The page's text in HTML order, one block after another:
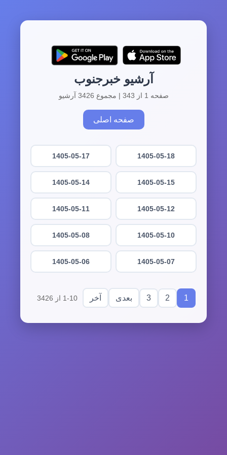
آرشیو خبرجنوب
صفحه 1 از 343 | مجموع 3426 آرشیو
صفحه اصلی
1405-05-18
1405-05-17
1405-05-15
1405-05-14
1405-05-12
1405-05-11
1405-05-10
1405-05-08
1405-05-07
1405-05-06
1
2
3 بعدی آخر 1-10 از 3426